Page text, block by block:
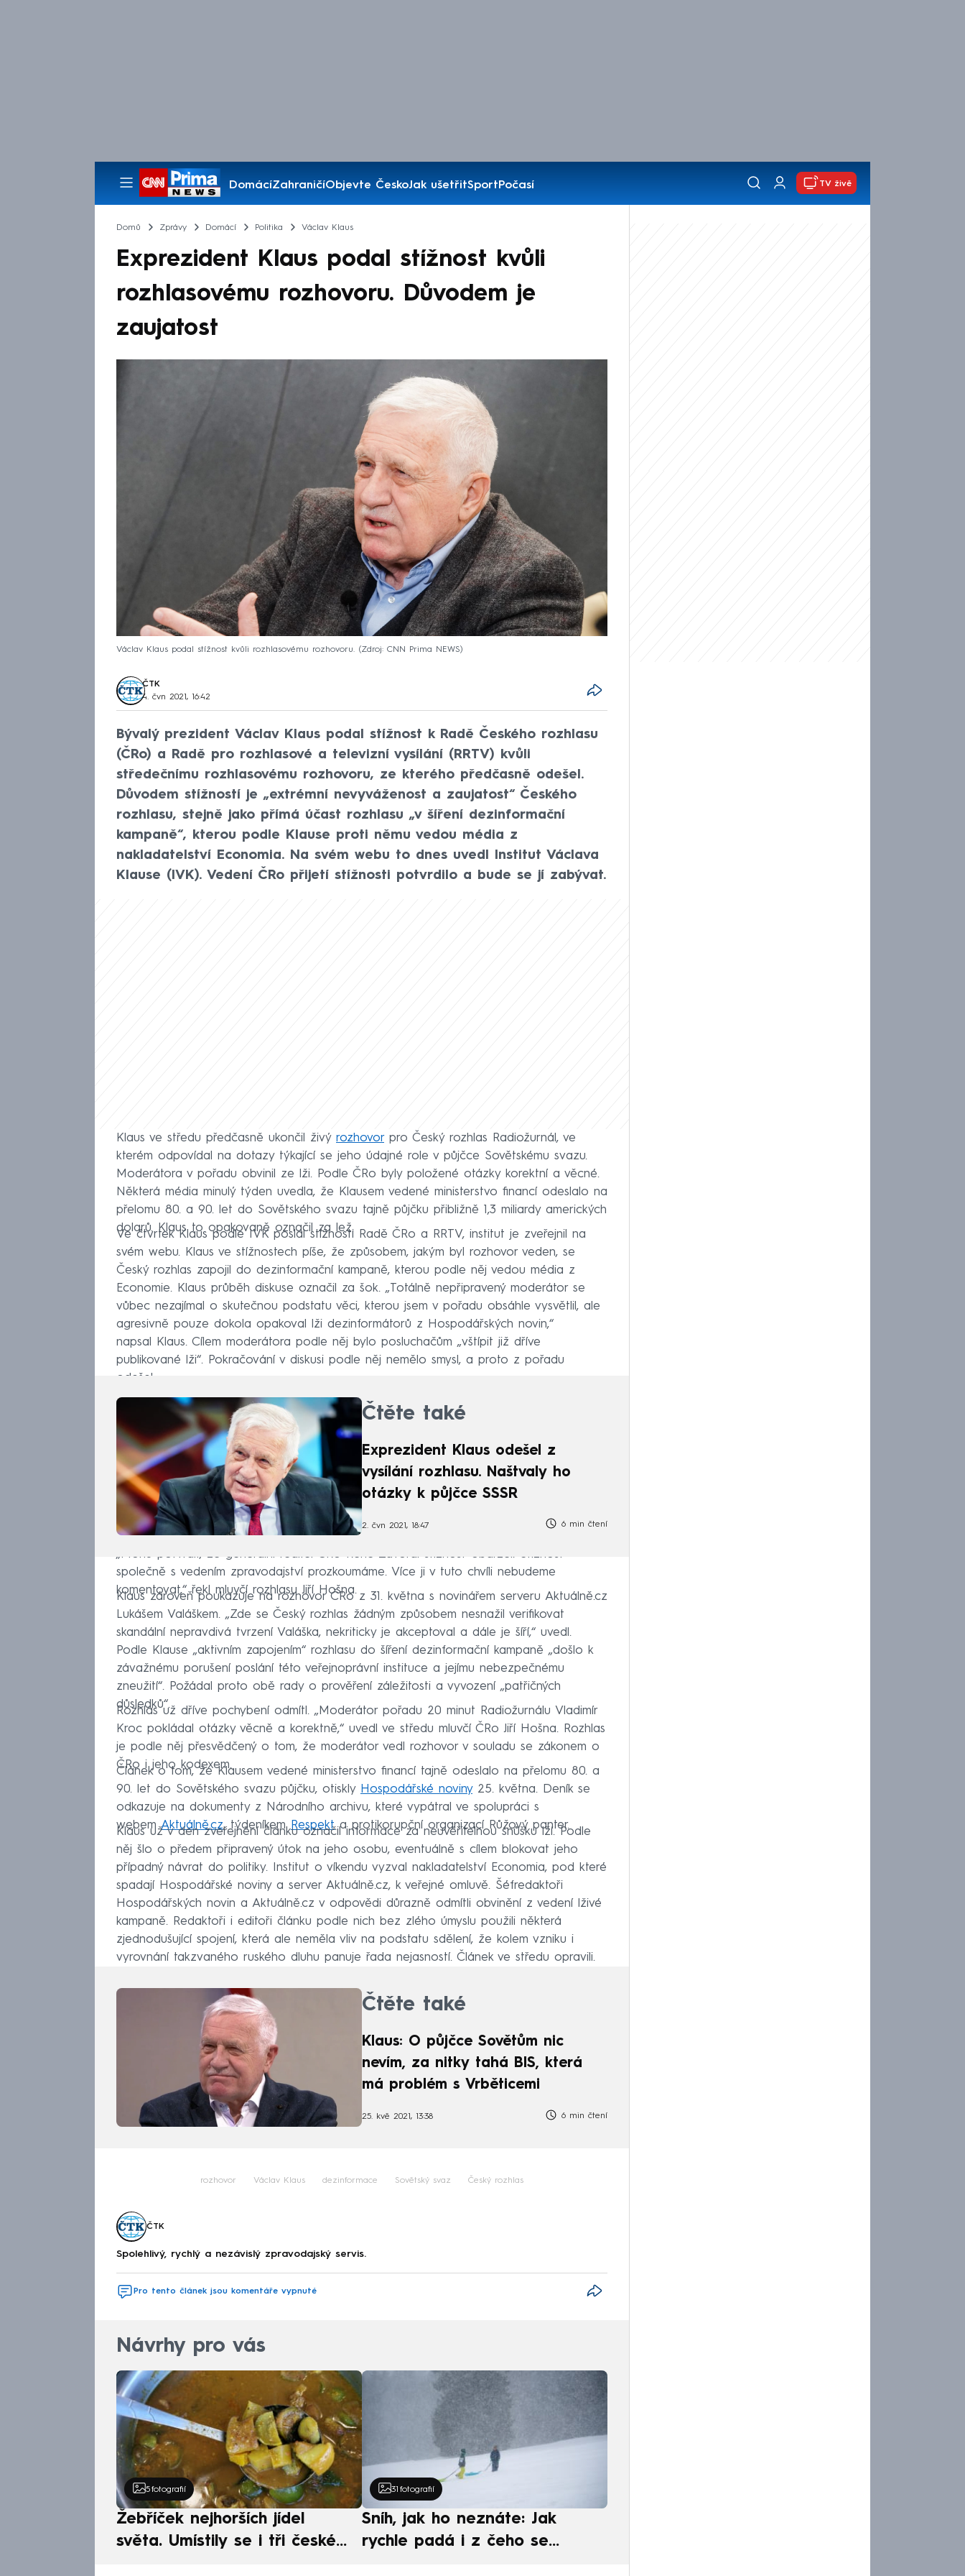
DomácíZahraničíObjevte ČeskoJak ušetřitSportPočasí
Pořady
TV živě
Domů Zprávy Domácí Politika Václav Klaus
Exprezident Klaus podal stížnost kvůli
rozhlasovému rozhovoru. Důvodem je
zaujatost
Václav Klaus podal stížnost kvůli rozhlasovému rozhovoru. Zdroj: CNN Prima NEWS
ČTK
4. čvn 2021, 16:42
Bývalý prezident Václav Klaus podal stížnost k Radě Českého rozhlasu
(ČRo) a Radě pro rozhlasové a televizní vysílání (RRTV) kvůli
středečnímu rozhlasovému rozhovoru, ze kterého předčasně odešel.
Důvodem stížností je „extrémní nevyváženost a zaujatost“ Českého
rozhlasu, stejně jako přímá účast rozhlasu „v šíření dezinformační
kampaně“, kterou podle Klause proti němu vedou média z
nakladatelství Economia. Na svém webu to dnes uvedl Institut Václava
Klause (IVK). Vedení ČRo přijetí stížnosti potvrdilo a bude se jí zabývat.
Klaus ve středu předčasně ukončil živý rozhovorpro Český rozhlas Radiožurnál, ve
kterém odpovídal na dotazy týkající se jeho údajné role v půjčce Sovětskému svazu.
Moderátora v pořadu obvinil ze lži. Podle ČRo byly položené otázky korektní a věcné.
Některá média minulý týden uvedla, že Klausem vedené ministerstvo financí odeslalo na
přelomu 80. a 90. let do Sovětského svazu tajně půjčku přibližně 1,3 miliardy amerických
dolarů. Klaus to opakovaně označil za lež.
Ve čtvrtek Klaus podle IVK poslal stížnosti Radě ČRo a RRTV, institut je zveřejnil na
svém webu. Klaus ve stížnostech píše, že způsobem, jakým byl rozhovor veden, se
Český rozhlas zapojil do dezinformační kampaně, kterou podle něj vedou média z
Economie. Klaus průběh diskuse označil za šok. „Totálně nepřipravený moderátor se
vůbec nezajímal o skutečnou podstatu věci, kterou jsem v pořadu obsáhle vysvětlil, ale
agresivně pouze dokola opakoval lži dezinformátorů z Hospodářských novin,“
napsal Klaus. Cílem moderátora podle něj bylo posluchačům „vštípit již dříve
publikované lži“. Pokračování v diskusi podle něj nemělo smysl, a proto z pořadu
odešel.
Čtěte také
Exprezident Klaus odešel z
vysílání rozhlasu. Naštvaly ho
otázky k půjčce SSSR
2. čvn 2021, 18:47 6 min čtení
„Mohu potvrdit, že generální ředitel ČRo René Zavoral stížnost obdržel. Stížnost
společně s vedením zpravodajství prozkoumáme. Více ji v tuto chvíli nebudeme
komentovat,“ řekl mluvčí rozhlasu Jiří Hošna.
Klaus zároveň poukazuje na rozhovor ČRo z 31. května s novinářem serveru Aktuálně.cz
Lukášem Valáškem. „Zde se Český rozhlas žádným způsobem nesnažil verifikovat
skandální nepravdivá tvrzení Valáška, nekriticky je akceptoval a dále je šíří,“ uvedl.
Podle Klause „aktivním zapojením“ rozhlasu do šíření dezinformační kampaně „došlo k
závažnému porušení poslání této veřejnoprávní instituce a jejímu nebezpečnému
zneužití“. Požádal proto obě rady o prověření záležitosti a vyvození „patřičných
důsledků“.
Rozhlas už dříve pochybení odmítl. „Moderátor pořadu 20 minut Radiožurnálu Vladimír
Kroc pokládal otázky věcně a korektně,“ uvedl ve středu mluvčí ČRo Jiří Hošna. Rozhlas
je podle něj přesvědčený o tom, že moderátor vedl rozhovor v souladu se zákonem o
ČRo i jeho kodexem.
Článek o tom, že Klausem vedené ministerstvo financí tajně odeslalo na přelomu 80. a
90. let do Sovětského svazu půjčku, otiskly Hospodářské noviny25. května. Deník se
odkazuje na dokumenty z Národního archivu, které vypátral ve spolupráci s
webemAktuálně.cz, týdeníkem Respekta protikorupční organizací Růžový panter.
Klaus už v den zveřejnění článku označil informace za neuvěřitelnou snůšku lží. Podle
něj šlo o předem připravený útok na jeho osobu, eventuálně s cílem blokovat jeho
případný návrat do politiky. Institut o víkendu vyzval nakladatelství Economia, pod které
spadají Hospodářské noviny a server Aktuálně.cz, k veřejné omluvě. Šéfredaktoři
Hospodářských novin a Aktuálně.cz v odpovědi důrazně odmítli obvinění z vedení lživé
kampaně. Redaktoři i editoři článku podle nich bez zlého úmyslu použili některá
zjednodušující spojení, která ale neměla vliv na podstatu sdělení, že kolem vzniku i
vyrovnání takzvaného ruského dluhu panuje řada nejasností. Článek ve středu opravili.
Čtěte také
Klaus: O půjčce Sovětům nic
nevím, za nitky tahá BIS, která
má problém s Vrběticemi
25. kvě 2021, 13:38 6 min čtení
rozhovor Václav Klaus dezinformace Sovětský svaz Český rozhlas
ČTK
Spolehlivý, rychlý a nezávislý zpravodajský servis.
Pro tento článek jsou komentáře vypnuté
Návrhy pro vás
5 fotografií
Žebříček nejhorších jídel
světa. Umístily se i tři české
31 fotografií
Sníh, jak ho neznáte: Jak
rychle padá i z čeho se